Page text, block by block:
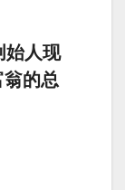
始人现
翁的总